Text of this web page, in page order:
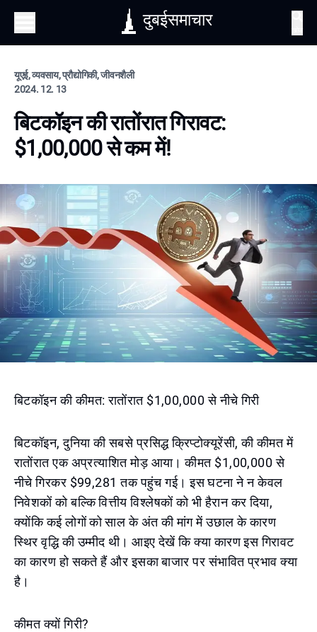
दुबईसमाचार
यूएई, व्यवसाय, प्रौद्योगिकी, जीवनशैली
2024. 12. 13
बिटकॉइन की रातोंरात गिरावट:
$1,00,000 से कम में!
बिटकॉइन की कीमत: रातोंरात $1,00,000 से नीचे गिरी
बिटकॉइन, दुनिया की सबसे प्रसिद्ध क्रिप्टोक्यूरेंसी, की कीमत में
रातोंरात एक अप्रत्याशित मोड़ आया। कीमत $1,00,000 से
नीचे गिरकर $99,281 तक पहुंच गई। इस घटना ने न केवल
निवेशकों को बल्कि वित्तीय विश्लेषकों को भी हैरान कर दिया,
क्योंकि कई लोगों को साल के अंत की मांग में उछाल के कारण
स्थिर वृद्धि की उम्मीद थी। आइए देखें कि क्या कारण इस गिरावट
का कारण हो सकते हैं और इसका बाजार पर संभावित प्रभाव क्या
है।
कीमत क्यों गिरी?